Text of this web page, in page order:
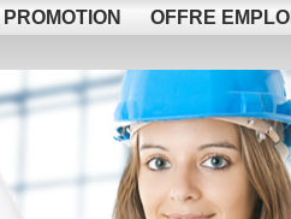
PROMOTION
OFFRE EMPLOI